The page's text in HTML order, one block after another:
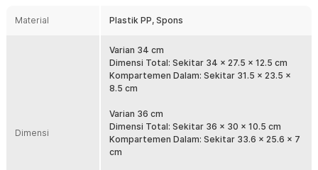
Kotaknya sendiri terbuat dari material plastik PP sehingga tahan
fotografi tetap aman meski tas terguncang.
Pekerjaan instalasi elektronik, pertukangan, hingga fotografi
membutuhkan banyak peralatan. Dengan kotak perkakas
TaffGUARD, Anda tak akan meninggalkan satu alat pun karena kotak
Material Plastik PP, Spons
Dimensi
Varian 34 cm
Dimensi Total: Sekitar 34 x 27.5 x 12.5 cm
Kompartemen Dalam: Sekitar 31.5 x 23.5 x
8.5 cm
Varian 36 cm
Dimensi Total: Sekitar 36 x 30 x 10.5 cm
Kompartemen Dalam: Sekitar 33.6 x 25.6 x 7
cm